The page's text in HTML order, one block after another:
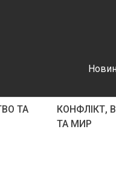
ТА
КОНФЛІКТ,
ТА МИР